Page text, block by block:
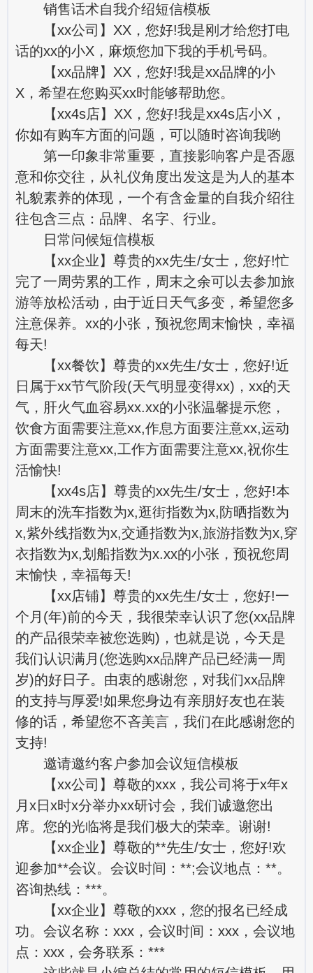
销售话术自我介绍短信模板
【xx公司】XX，您好!我是刚才给您打电
话的xx的小X，麻烦您加下我的手机号码。
【xx品牌】XX，您好!我是xx品牌的小
X，希望在您购买xx时能够帮助您。
【xx4s店】XX，您好!我是xx4s店小X，
你如有购车方面的问题，可以随时咨询我哟
第一印象非常重要，直接影响客户是否愿
意和你交往，从礼仪角度出发这是为人的基本
礼貌素养的体现，一个有含金量的自我介绍往
往包含三点：品牌、名字、行业。
日常问候短信模板
【xx企业】尊贵的xx先生/女士，您好!忙
完了一周劳累的工作，周末之余可以去参加旅
游等放松活动，由于近日天气多变，希望您多
注意保养。xx的小张，预祝您周末愉快，幸福
每天!
【xx餐饮】尊贵的xx先生/女士，您好!近
日属于xx节气阶段(天气明显变得xx)，xx的天
气，肝火气血容易xx.xx的小张温馨提示您，
饮食方面需要注意xx,作息方面要注意xx,运动
方面需要注意xx,工作方面需要注意xx,祝你生
活愉快!
【xx4s店】尊贵的xx先生/女士，您好!本
周末的洗车指数为x,逛街指数为x,防晒指数为
x,紫外线指数为x,交通指数为x,旅游指数为x,穿
衣指数为x,划船指数为x.xx的小张，预祝您周
末愉快，幸福每天!
【xx店铺】尊贵的xx先生/女士，您好!一
个月(年)前的今天，我很荣幸认识了您(xx品牌
的产品很荣幸被您选购)，也就是说，今天是
我们认识满月(您选购xx品牌产品已经满一周
岁)的好日子。由衷的感谢您，对我们xx品牌
的支持与厚爱!如果您身边有亲朋好友也在装
修的话，希望您不吝美言，我们在此感谢您的
支持!
邀请邀约客户参加会议短信模板
【xx公司】尊敬的xxx，我公司将于x年x
月x日x时x分举办xx研讨会，我们诚邀您出
席。您的光临将是我们极大的荣幸。谢谢!
【xx企业】尊敬的**先生/女士，您好!欢
迎参加**会议。会议时间：**;会议地点：**。
咨询热线：***。
【xx企业】尊敬的xxx，您的报名已经成
功。会议名称：xxx，会议时间：xxx，会议地
点：xxx，会务联系：***